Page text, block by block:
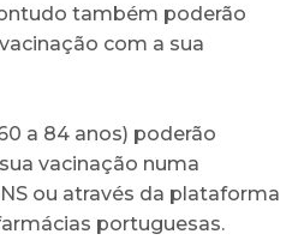
também poderão
com a sua
a 84 anos) poderão
vacinação numa
ou através da plataforma
portuguesas.